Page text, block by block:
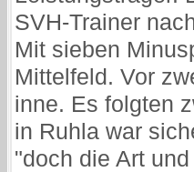
SVH-Trainer
Mit sieben
Mittelfeld. Vor
inne. Es folgten
in Ruhla war
"doch die Art